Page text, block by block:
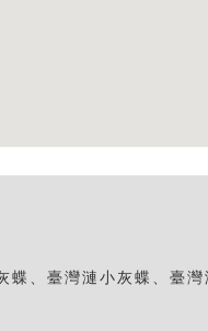
蝶、臺灣漣小灰蝶、臺